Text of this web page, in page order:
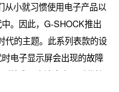
从小就习惯使用电子产品以
。因此，G-SHOCK推出
代的主题。此系列表款的设
电子显示屏会出现的故障
技术，表达出次元时代特